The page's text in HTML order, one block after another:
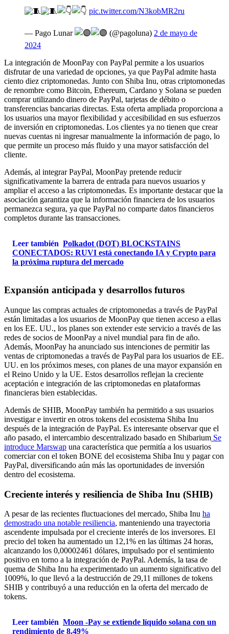
pic.twitter.com/N3kobMR2ru
— Pago Lunar (@pagoluna) 2 de mayo de
2024
La integración de MoonPay con PayPal permite a los usuarios
disfrutar de una variedad de opciones, ya que PayPal admite hasta
ciento diez criptomonedas. Junto con Shiba Inu, otras criptomonedas
de renombre como Bitcoin, Ethereum, Cardano y Solana se pueden
comprar utilizando dinero de PayPal, tarjetas de débito o
transferencias bancarias directas. Esta oferta ampliada proporciona a
los usuarios una mayor flexibilidad y accesibilidad en sus esfuerzos
de inversión en criptomonedas. Los clientes ya no tienen que crear
nuevas cuentas ni ingresar manualmente la información de pago, lo
que permite un proceso más fluido y una mayor satisfacción del
cliente.
Además, al integrar PayPal, MoonPay pretende reducir
significativamente la barrera de entrada para nuevos usuarios y
ampliar el acceso a las criptomonedas. Es importante destacar que la
asociación garantiza que la información financiera de los usuarios
permanezca segura, ya que PayPal no comparte datos financieros
completos durante las transacciones.
Leer también Polkadot (DOT) BLOCKSTAINS
CONECTADOS: RUVI está conectando IA y Crypto para
la próxima ruptura del mercado
Expansión anticipada y desarrollos futuros
Aunque las compras actuales de criptomonedas a través de PayPal
están limitadas a los usuarios de MoonPay que tienen acceso a ellas
en los EE. UU., los planes son extender este servicio a través de las
redes de socios de MoonPay a nivel mundial para fin de año.
Además, MoonPay ha anunciado sus intenciones de permitir las
ventas de criptomonedas a través de PayPal para los usuarios de EE.
UU. en los próximos meses, con planes de una mayor expansión en
el Reino Unido y la UE. Estos desarrollos reflejan la creciente
aceptación e integración de las criptomonedas en plataformas
financieras bien establecidas.
Además de SHIB, MoonPay también ha permitido a sus usuarios
investigar e invertir en otros tokens del ecosistema Shiba Inu
después de la integración de PayPal. Es interesante observar que el
año pasado, el intercambio descentralizado basado en Shibarium Se
introduce Marswap una característica que permitía a los usuarios
comerciar con el token BONE del ecosistema Shiba Inu y pagar con
PayPal, diversificando aún más las oportunidades de inversión
dentro del ecosistema.
Creciente interés y resiliencia de Shiba Inu (SHIB)
A pesar de las recientes fluctuaciones del mercado, Shiba Inu ha
demostrado una notable resiliencia, manteniendo una trayectoria
ascendente impulsada por el creciente interés de los inversores. El
precio del token ha aumentado un 12,1% en las últimas 24 horas,
alcanzando los 0,00002461 dólares, impulsado por el sentimiento
positivo en torno a la integración de PayPal. Además, la tasa de
quema de Shiba Inu ha experimentado un aumento significativo del
1009%, lo que llevó a la destrucción de 29,11 millones de tokens
SHIB y contribuyó a una reducción en la oferta del mercado de
tokens.
Leer también Moon -Pay se extiende líquido solana con un
rendimiento de 8.49%